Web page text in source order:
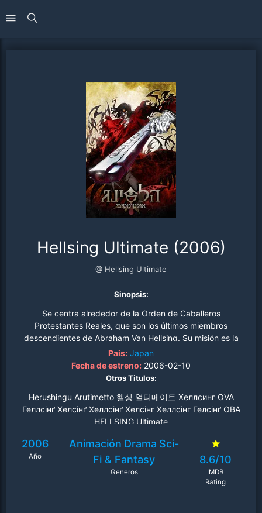
Hellsing Ultimate (2006)
@ Hellsing Ultimate
Sinopsis:
Se centra alrededor de la Orden de Caballeros
Protestantes Reales, que son los últimos miembros
descendientes de Abraham Van Hellsing. Su misión es la
de proteger a la reina y las fronteras del país de toda
amenaza sobrenatural. La organización está liderada por
Sir Integra Fairbrook Wingates Hellsing, que heredó su
su padre, cuando tenía 12 años. Bajo su mandato están
Walter C. Dornez, y Alucard, un poderoso vampiro que
fue capturado por la familia hace cien años. Más tarde
mordida por Alucard se convierte en soldado de
Hellsing..
Pais: Japan
Fecha de estreno: 2006-02-10
Otros Titulos:
Herushingu Arutimetto 헬싱 얼티메이트 Хеллсинг OVA
Геллсінґ Хелсінґ Хеллсінґ Хелсінг Хеллсінг Гелсінґ ОВА
HELLSING Ultimate
2006
Año
Animación Drama Sci-
Fi & Fantasy
Generos
8.6/10
IMDB
Rating